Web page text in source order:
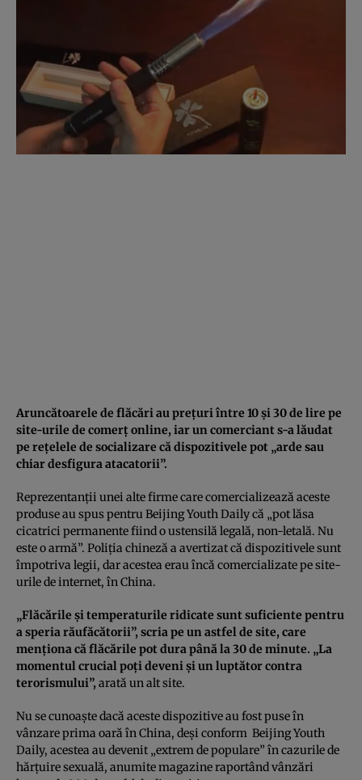
Aruncătoarele de flăcări au preţuri între 10 şi 30 de lire pe
site-urile de comerţ online, iar un comerciant s-a lăudat
pe reţelele de socializare că dispozitivele pot „arde sau
chiar desfigura atacatorii”.
Reprezentanţii unei alte firme care comercializează aceste
produse au spus pentru Beijing Youth Daily că „pot lăsa
cicatrici permanente fiind o ustensilă legală, non-letală. Nu
este o armă”. Poliţia chineză a avertizat că dispozitivele sunt
împotriva legii, dar acestea erau încă comercializate pe site-
urile de internet, în China.
„Flăcările şi temperaturile ridicate sunt suficiente pentru
a speria răufăcătorii”, scria pe un astfel de site, care
menţiona că flăcările pot dura până la 30 de minute. „La
momentul crucial poţi deveni şi un luptător contra
terorismului”,arată un alt site.
Nu se cunoaşte dacă aceste dispozitive au fost puse în
vânzare prima oară în China, deşi conform Beijing Youth
Daily, acestea au devenit „extrem de populare” în cazurile de
hărţuire sexuală, anumite magazine raportând vânzări